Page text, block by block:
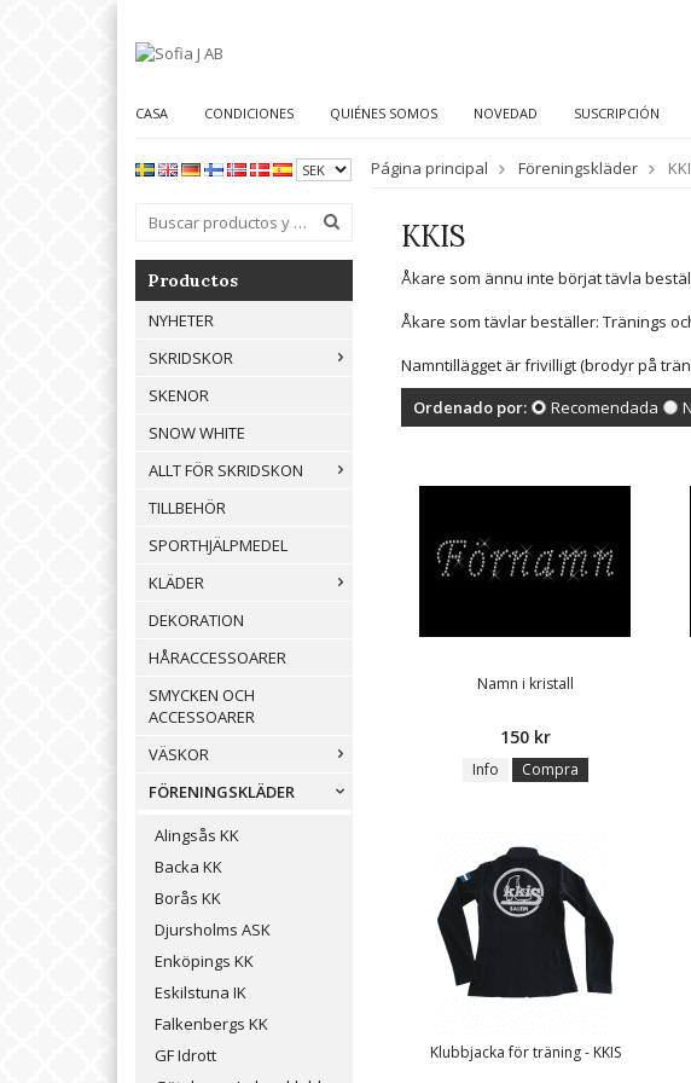
CASA CONDICIONES QUIÉNES SOMOS NOVEDAD SUSCRIPCIÓN
Productos
NYHETER
SKRIDSKOR
SKENOR
SNOW WHITE
ALLT FÖR SKRIDSKON
TILLBEHÖR
SPORTHJÄLPMEDEL
KLÄDER
DEKORATION
HÅRACCESSOARER
SMYCKEN OCH
ACCESSOARER
VÄSKOR
FÖRENINGSKLÄDER
Alingsås KK
Backa KK
Borås KK
Djursholms ASK
Enköpings KK
Eskilstuna IK
Falkenbergs KK
GF Idrott
Página principal Föreningskläder
KKIS
Åkare som ännu inte börjat tävla
Åkare som tävlar beställer: Tränings
Namntillägget är frivilligt (brodyr på
Ordenado por:
Recomendada
Namn i kristall
150 kr
Info Compra
Klubbjacka för träning - KKIS